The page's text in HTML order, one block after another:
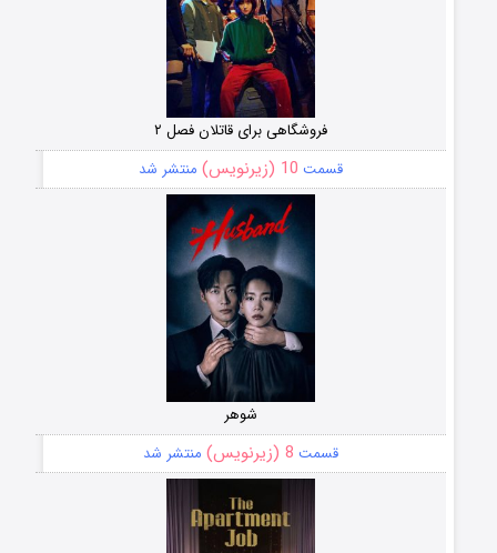
فروشگاهی برای قاتلان فصل ۲
قسمت 10 (زیرنویس) منتشر شد
شوهر
قسمت 8 (زیرنویس) منتشر شد